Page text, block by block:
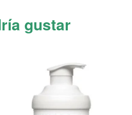
gustar